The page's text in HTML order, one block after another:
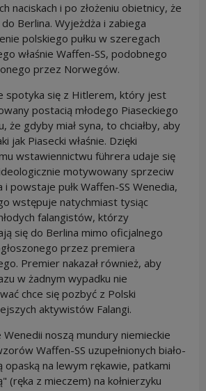
naciskach i po złożeniu obietnicy, że
Berlina. Wyjeżdża i zabiega
polskiego pułku w szeregach
właśnie Waffen-SS, podobnego
przez Norwegów.
spotyka się z Hitlerem, który jest
postacią młodego Piaseckiego
że gdyby miał syna, to chciałby, aby
jak Piasecki właśnie. Dzięki
wstawiennictwu führera udaje się
motywowany sprzeciw
i powstaje pułk Waffen-SS Wenedia,
wstępuje natychmiast tysiąc
falangistów, którzy
się do Berlina mimo oficjalnego
przez premiera
Premier nakazał również, aby
w żadnym wypadku nie
chce się pozbyć z Polski
aktywistów Falangi.
Wenedii noszą mundury niemieckie
Waffen-SS uzupełnionych biało-
opaską na lewym rękawie, patkami
(ręka z mieczem) na kołnierzyku